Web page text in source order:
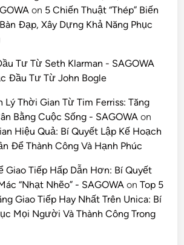
on 5 Chiến Thuật “Thép” Biến
Đạp, Xây Dựng Khả Năng Phục
Tư Từ Seth Klarman - SAGOWA
Đầu Tư Từ John Bogle
Lý Thời Gian Từ Tim Ferriss: Tăng
Bằng Cuộc Sống - SAGOWA on
Hiệu Quả: Bí Quyết Lập Kế Hoạch
Để Thành Công Và Hạnh Phúc
Giao Tiếp Hấp Dẫn Hơn: Bí Quyết
“Nhạt Nhẽo” - SAGOWA onTop 5
Giao Tiếp Hay Nhất Trên Unica: Bí
Mọi Người Và Thành Công Trong